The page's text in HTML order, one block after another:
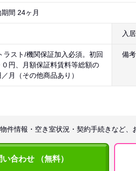
間 24ヶ月
入
ラスト/機関保証加入必須。初回
円、月額保証料賃料等総額の
月（その他商品あり）
備考
物件情報・空き室状況・契約手続きなど、
合わせ （無料）